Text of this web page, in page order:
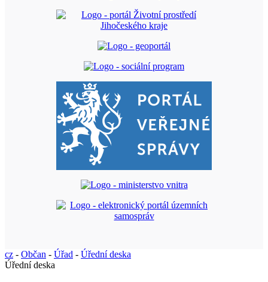
cz - Občan - Úřad - Úřední deska
Úřední deska